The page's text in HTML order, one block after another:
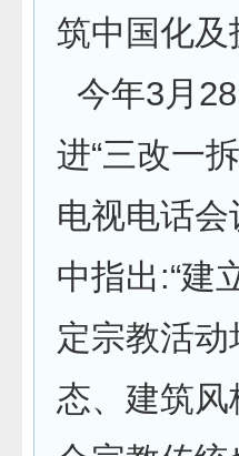
筑中国化
今年3月
进“三改一
电视电话
中指出:“建
定宗教活
态、建筑